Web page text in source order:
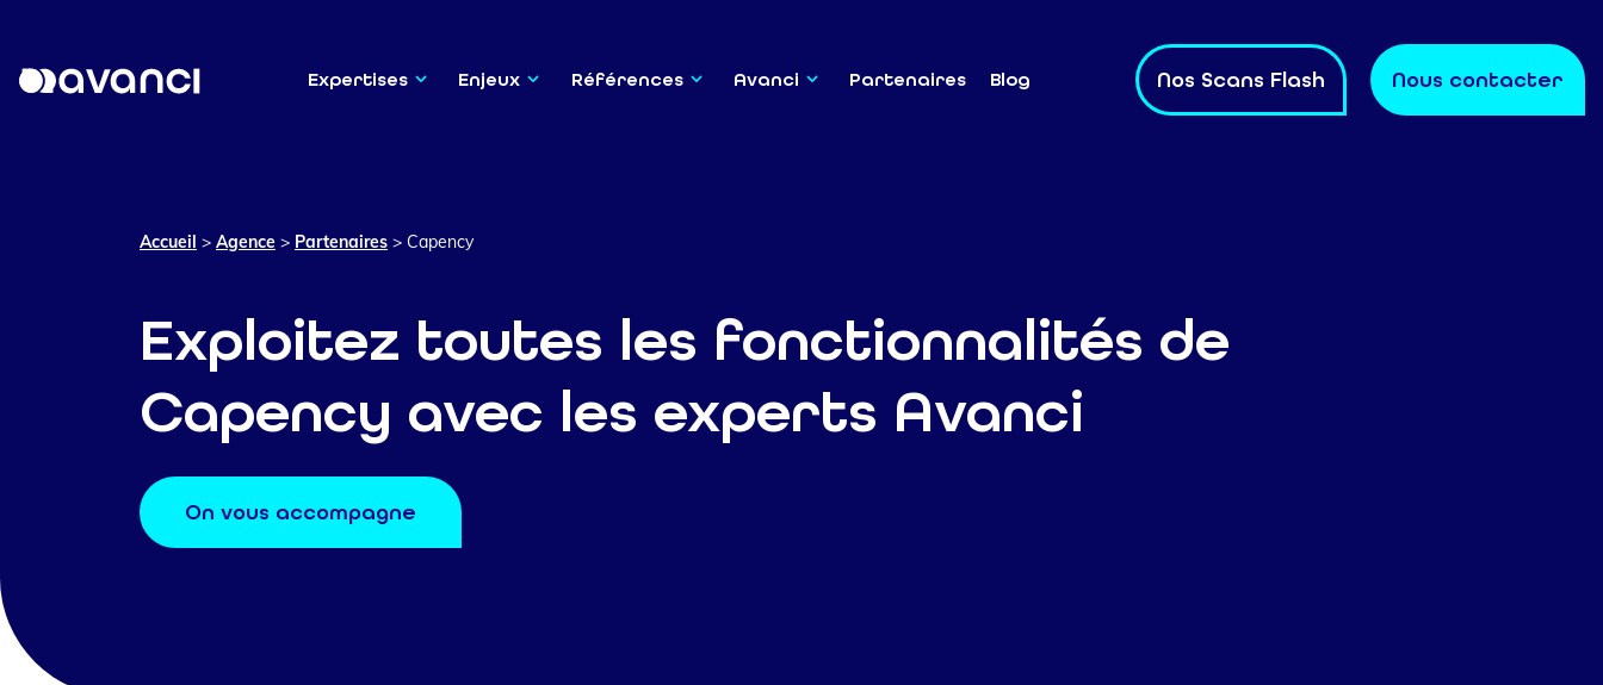
Expertises Enjeux Références Avanci Partenaires Blog Nos Scans Flash Nous contacter
Accueil > Agence > Partenaires > Capency
Exploitez toutes les fonctionnalités de
Capency avec les experts Avanci
On vous accompagne